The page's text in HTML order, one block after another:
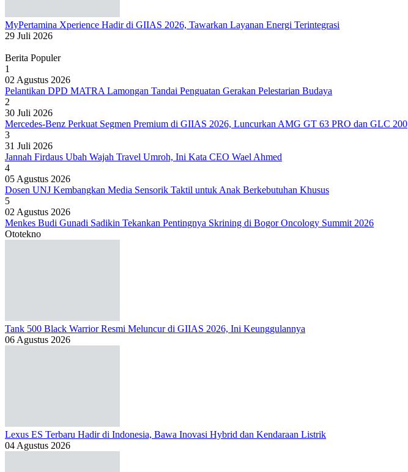
MyPertamina Xperience Hadir di GIIAS 2026, Tawarkan Layanan Energi Terintegrasi
29 Juli 2026
Berita Populer
1
02 Agustus 2026
Pelantikan DPD MATRA Lamongan Tandai Penguatan Gerakan Pelestarian Budaya
2
30 Juli 2026
Mercedes-Benz Perkuat Segmen Premium di GIIAS 2026, Luncurkan AMG GT 63 PRO dan GLC 200
3
31 Juli 2026
Jannah Firdaus Ubah Wajah Travel Umroh, Ini Kata CEO Wael Ahmed
4
05 Agustus 2026
Dosen UNJ Kembangkan Media Sensorik Taktil untuk Anak Berkebutuhan Khusus
5
02 Agustus 2026
Menkes Budi Gunadi Sadikin Tekankan Pentingnya Skrining di Bogor Oncology Summit 2026
Ototekno
Tank 500 Black Warrior Resmi Meluncur di GIIAS 2026, Ini Keunggulannya
06 Agustus 2026
Lexus ES Terbaru Hadir di Indonesia, Bawa Inovasi Hybrid dan Kendaraan Listrik
04 Agustus 2026